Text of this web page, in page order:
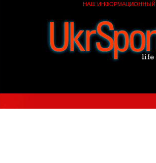
НАШ ИНФОРМАЦИОННЫЙ